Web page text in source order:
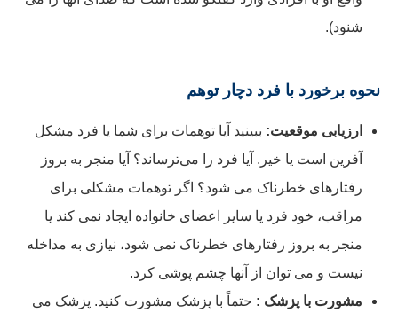
شنود).
نحوه برخورد با فرد دچار توهم
ارزیابی موقعیت: ببینید آیا توهمات برای شما یا فرد مشکل
آفرین است یا خیر. آیا فرد را می‌ترساند؟ آیا منجر به بروز
رفتارهای خطرناک می شود؟ اگر توهمات مشکلی برای
مراقب، خود فرد یا سایر اعضای خانواده ایجاد نمی کند یا
منجر به بروز رفتارهای خطرناک نمی شود، نیازی به مداخله
نیست و می توان از آنها چشم پوشی کرد.
مشورت با پزشک : حتماً با پزشک مشورت کنید. پزشک می